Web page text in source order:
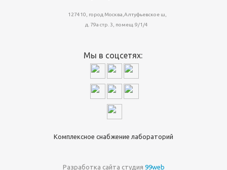
127410, город Москва,Алтуфьевское ш,
д. 79а стр. 3, помещ. 9/1/4
Мы в соцсетях:
Комплексное снабжение лабораторий
Разработка сайта студия 99web